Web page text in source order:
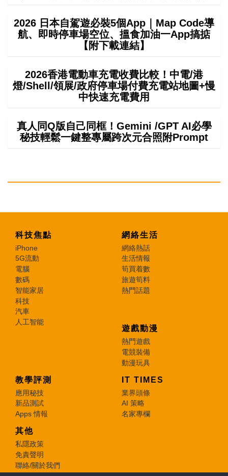
2026 日本自駕遊必裝5個App｜Map Code導
航、即時停車場空位、搵食加油一App搞掂
【附下載連結】
2026香港電動車充電收費比較！中電/港
燈/Shell/領展/政府停車場付費充電站地圖+慢
中快速充電費用
真人同Q版自己同框！Gemini /GPT AI必學
秘技輕鬆一鍵整專屬跨次元合照附Prompt
科技焦點
iPhone
5G流動
電腦
數碼
智能家居
科技
汽車
人工智能
網絡生活
網絡熱話
生活情報
筍買着數
旅遊筍料
熱門話題
遊戲動漫
熱門遊戲
電競裝備
動漫玩具
教學評測
應用秘技
新品測試
Apps 情報
IT TIMES
業界頭條
AI 策略
名家專欄
其他
私隱政策
免責聲明
聯絡/關於我們